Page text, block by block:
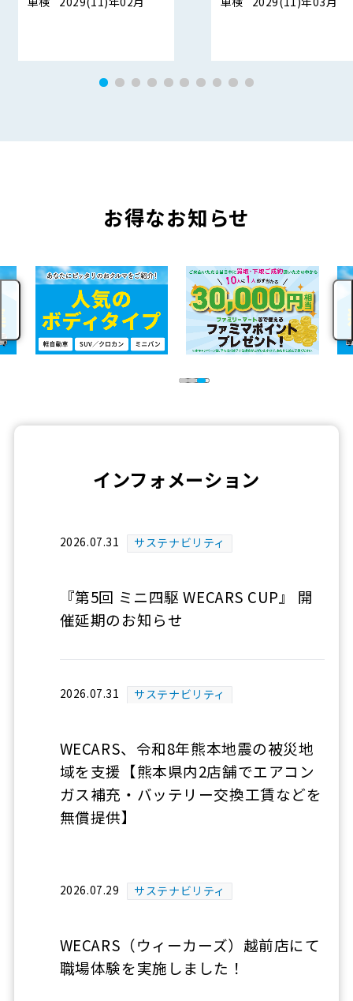
お得なお知らせ
インフォメーション
2026.07.31 サステナビリティ
『第5回 ミニ四駆 WECARS CUP』 開
催延期のお知らせ
2026.07.31 サステナビリティ
WECARS、令和8年熊本地震の被災地
域を支援【熊本県内2店舗でエアコン
ガス補充・バッテリー交換工賃などを
無償提供】
2026.07.29 サステナビリティ
WECARS（ウィーカーズ）越前店にて
職場体験を実施しました！